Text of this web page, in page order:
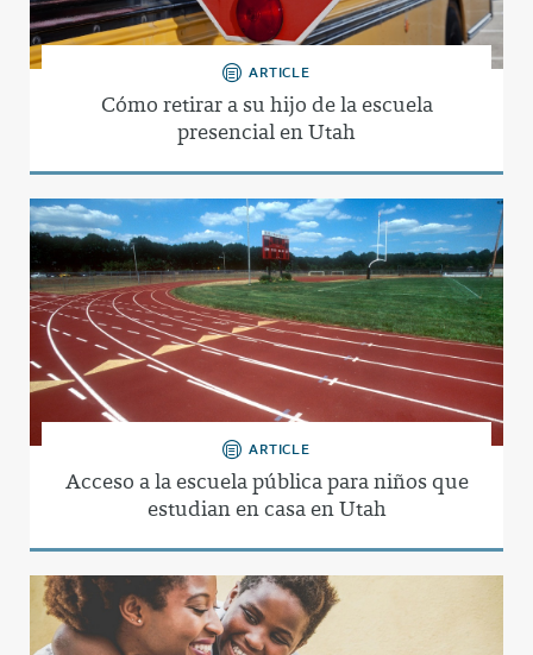
ARTICLE
Cómo retirar a su hijo de la escuela
presencial en Utah
ARTICLE
Acceso a la escuela pública para niños que
estudian en casa en Utah